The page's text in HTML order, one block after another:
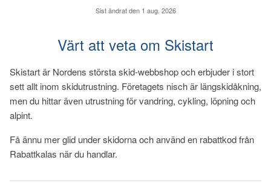
Sist ändrat den 1 aug. 2026
Värt att veta om Skistart
Skistart är Nordens största skid-webbshop och erbjuder i stort
sett allt inom skidutrustning. Företagets nisch är längskidåkning,
men du hittar även utrustning för vandring, cykling, löpning och
alpint.
Få ännu mer glid under skidorna och använd en rabattkod från
Rabattkalas när du handlar.